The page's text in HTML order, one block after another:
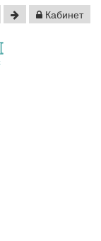
Кабинет